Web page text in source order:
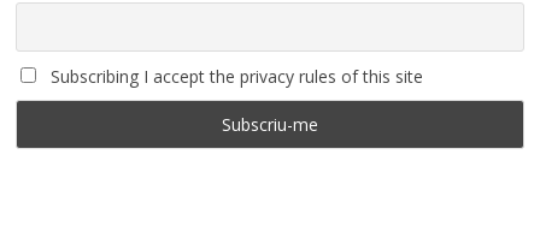
Subscribing I accept the privacy rules of this site